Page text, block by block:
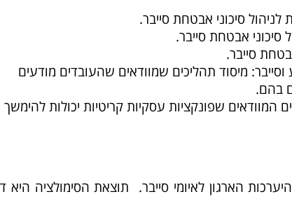
לניהול סיכוני אבטחת סייבר.
סיכוני אבטחת סייבר.
סייבר.
מיסוד תהליכים שמוודאים שהעובדים מודעים
בהם.
המוודאים שפונקציות עסקיות קריטיות יכולות להימשך
הארגון לאיומי סייבר. תוצאת הסימולציה היא